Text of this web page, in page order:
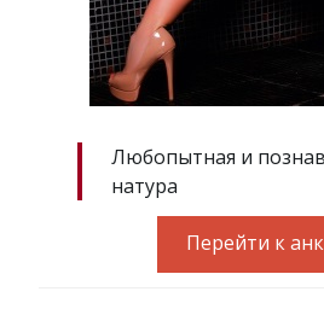
Любопытная и
натура
Перейти к